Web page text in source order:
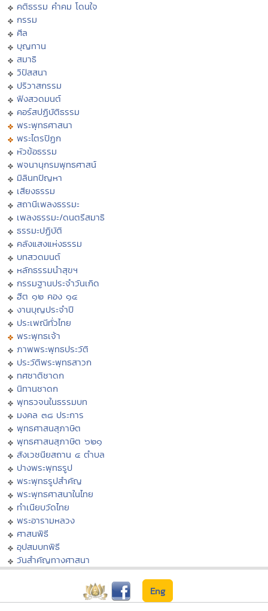
คติธรรม คำคม โดนใจ
กรรม
ศีล
บุญทาน
สมาธิ
วิปัสสนา
ปริวาสกรรม
ฟังสวดมนต์
คอร์สปฏิบัติธรรม
พระพุทธศาสนา
พระไตรปิฏก
หัวข้อธรรม
พจนานุกรมพุทธศาสน์
มิลินทปัญหา
เสียงธรรม
สถานีเพลงธรรมะ
เพลงธรรมะ/ดนตรีสมาธิ
ธรรมะปฏิบัติ
คลังแสงแห่งธรรม
บทสวดมนต์
หลักธรรมนำสุขฯ
กรรมฐานประจำวันเกิด
ฮีต ๑๒ คอง ๑๔
งานบุญประจำปี
ประเพณีทั่วไทย
พระพุทธเจ้า
ภาพพระพุทธประวัติ
ประวัติพระพุทธสาวก
ทศชาติชาดก
นิทานชาดก
พุทธวจนในธรรมบท
มงคล ๓๘ ประการ
พุทธศาสนสุภาษิต
พุทธศาสนสุภาษิต ๖๒๑
สังเวชนียสถาน ๔ ตำบล
ปางพระพุทธรูป
พระพุทธรูปสำคัญ
พระพุทธศาสนาในไทย
ทำเนียบวัดไทย
พระอารามหลวง
ศาสนพิธี
อุปสมบทพิธี
วันสำคัญทางศาสนา
Eng